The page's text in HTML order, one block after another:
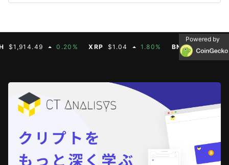
0.20% XRP $1.04 1.80% BNB $603.21
Powered by